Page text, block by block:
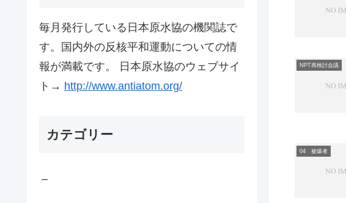
NPT再検討会議
04 被爆者
毎月発行している日本原水協の機関誌で
す。国内外の反核平和運動についての情
報が満載です。 日本原水協のウェブサイ
ト→ http://www.antiatom.org/
カテゴリー
–